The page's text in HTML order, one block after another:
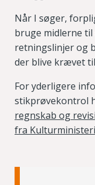
Når I søger,
bruge midlerne
retningslinjer og
der blive krævet
For yderligere
stikprøvekontrol
regnskab og
fra